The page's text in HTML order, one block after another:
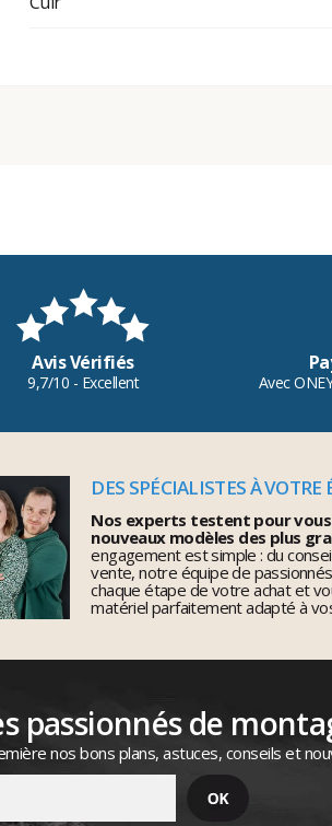
Avis Vérifiés
9,7/10 - Excellent Avec
DES SPÉCIALISTES À VOTRE
Nos experts testent pour vous
nouveaux modèles des plus
engagement est simple : du
vente, notre équipe de
chaque étape de votre achat et
matériel parfaitement adapté à
passionnés de
nos bons plans, astuces, conseils et